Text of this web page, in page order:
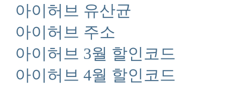
아이허브 유산균
아이허브 주소
아이허브 3월 할인코드
아이허브 4월 할인코드